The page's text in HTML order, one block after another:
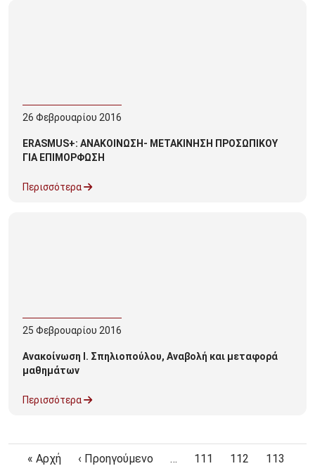
26 Φεβρουαρίου 2016
ERASMUS+: ΑΝΑΚΟΙΝΩΣΗ- ΜΕΤΑΚΙΝΗΣΗ ΠΡΟΣΩΠΙΚΟΥ
ΓΙΑ ΕΠΙΜΟΡΦΩΣΗ
Περισσότερα
25 Φεβρουαρίου 2016
Ανακοίνωση Ι. Σπηλιοπούλου, Αναβολή και μεταφορά
μαθημάτων
Περισσότερα
First page
« Αρχή Προηγούμενη σελίδα
‹ Προηγούμενο … Page
111 Page
112 Page
113